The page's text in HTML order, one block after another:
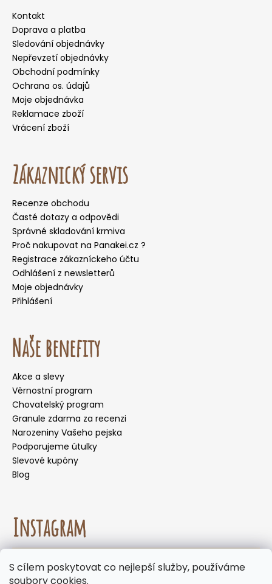
S cílem poskytovat co nejlepší služby, používáme
soubory cookies.
měsíců nedoporučujeme volit doručení do
Kontakt
Doprava a platba
Sledování objednávky
Nepřevzetí objednávky
Obchodní podmínky
Ochrana os. údajů
Moje objednávka
Reklamace zboží
Vrácení zboží
Zákaznický servis
Recenze obchodu
Časté dotazy a odpovědi
Správné skladování krmiva
Proč nakupovat na Panakei.cz ?
Registrace zákazníckeho účtu
Odhlášení z newsletterů
Moje objednávky
Přihlášení
Naše benefity
Akce a slevy
Věrnostní program
Chovatelský program
Granule zdarma za recenzi
Narozeniny Vašeho pejska
Podporujeme útulky
Slevové kupóny
Blog
Instagram
Sledovat na Instagramu